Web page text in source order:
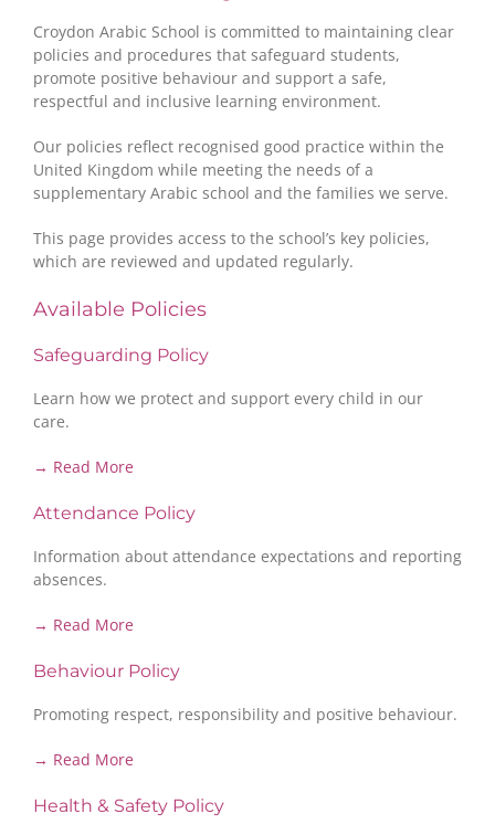
Croydon Arabic School is committed to maintaining clear
policies and procedures that safeguard students,
promote positive behaviour and support a safe,
respectful and inclusive learning environment.
Our policies reflect recognised good practice within the
United Kingdom while meeting the needs of a
supplementary Arabic school and the families we serve.
This page provides access to the school’s key policies,
which are reviewed and updated regularly.
Available Policies
Safeguarding Policy
Learn how we protect and support every child in our
care.
→ Read More
Attendance Policy
Information about attendance expectations and reporting
absences.
→ Read More
Behaviour Policy
Promoting respect, responsibility and positive behaviour.
→ Read More
Health & Safety Policy